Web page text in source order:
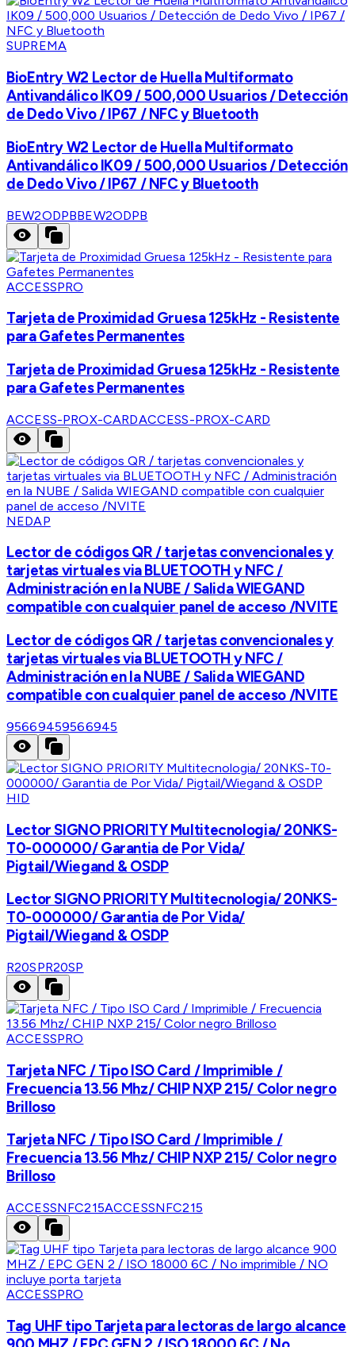
SUPREMA
BioEntry W2 Lector de Huella Multiformato
Antivandálico IK09 / 500,000 Usuarios / Detección
de Dedo Vivo / IP67 / NFC y Bluetooth
BioEntry W2 Lector de Huella Multiformato
Antivandálico IK09 / 500,000 Usuarios / Detección
de Dedo Vivo / IP67 / NFC y Bluetooth
BEW2ODPBBEW2ODPB
ACCESSPRO
Tarjeta de Proximidad Gruesa 125kHz - Resistente
para Gafetes Permanentes
Tarjeta de Proximidad Gruesa 125kHz - Resistente
para Gafetes Permanentes
ACCESS-PROX-CARDACCESS-PROX-CARD
NEDAP
Lector de códigos QR / tarjetas convencionales y
tarjetas virtuales via BLUETOOTH y NFC /
Administración en la NUBE / Salida WIEGAND
compatible con cualquier panel de acceso /NVITE
Lector de códigos QR / tarjetas convencionales y
tarjetas virtuales via BLUETOOTH y NFC /
Administración en la NUBE / Salida WIEGAND
compatible con cualquier panel de acceso /NVITE
95669459566945
HID
Lector SIGNO PRIORITY Multitecnologia/ 20NKS-
T0-000000/ Garantia de Por Vida/
Pigtail/Wiegand & OSDP
Lector SIGNO PRIORITY Multitecnologia/ 20NKS-
T0-000000/ Garantia de Por Vida/
Pigtail/Wiegand & OSDP
R20SPR20SP
ACCESSPRO
Tarjeta NFC / Tipo ISO Card / Imprimible /
Frecuencia 13.56 Mhz/ CHIP NXP 215/ Color negro
Brilloso
Tarjeta NFC / Tipo ISO Card / Imprimible /
Frecuencia 13.56 Mhz/ CHIP NXP 215/ Color negro
Brilloso
ACCESSNFC215ACCESSNFC215
ACCESSPRO
Tag UHF tipo Tarjeta para lectoras de largo alcance